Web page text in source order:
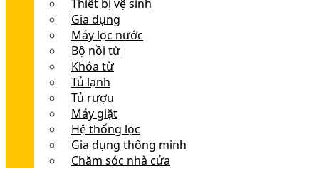
Thiết bị vệ sinh
Gia dụng
Máy lọc nước
Bộ nồi từ
Khóa từ
Tủ lạnh
Tủ rượu
Máy giặt
Hệ thống lọc
Gia dụng thông minh
Chăm sóc nhà cửa